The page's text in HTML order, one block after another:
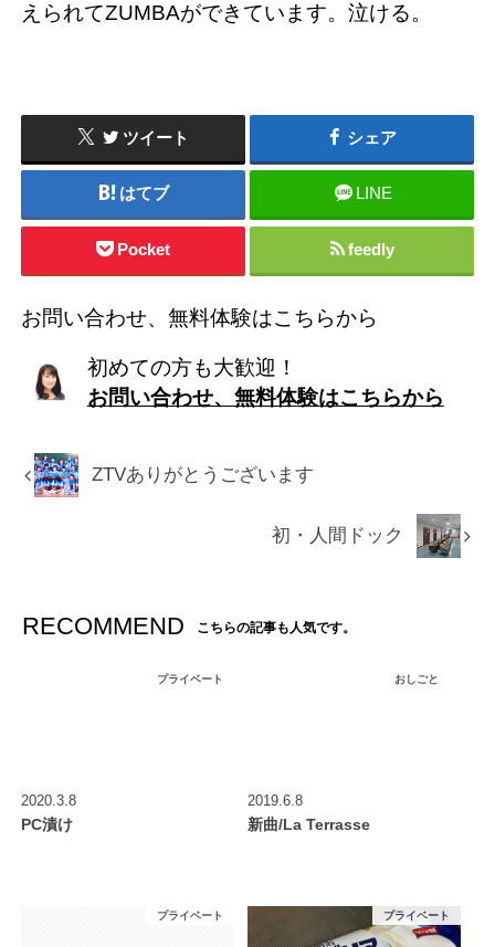
えられてZUMBAができています。泣ける。
ツイート シェア
はてブ LINE
Pocket feedly
お問い合わせ、無料体験はこちらから
初めての方も大歓迎！
お問い合わせ、無料体験はこちらから
ZTVありがとうございます
初・人間ドック
RECOMMEND こちらの記事も人気です。
プライベート
2020.3.8
PC漬け
おしごと
2019.6.8
新曲/La Terrasse
プライベート プライベート